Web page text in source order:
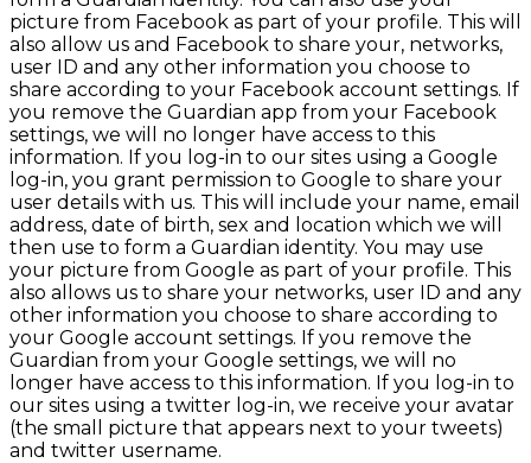
picture from Facebook as part of your profile. This will
also allow us and Facebook to share your, networks,
user ID and any other information you choose to
share according to your Facebook account settings. If
you remove the Guardian app from your Facebook
settings, we will no longer have access to this
information. If you log-in to our sites using a Google
log-in, you grant permission to Google to share your
user details with us. This will include your name, email
address, date of birth, sex and location which we will
then use to form a Guardian identity. You may use
your picture from Google as part of your profile. This
also allows us to share your networks, user ID and any
other information you choose to share according to
your Google account settings. If you remove the
Guardian from your Google settings, we will no
longer have access to this information. If you log-in to
our sites using a twitter log-in, we receive your avatar
(the small picture that appears next to your tweets)
and twitter username.